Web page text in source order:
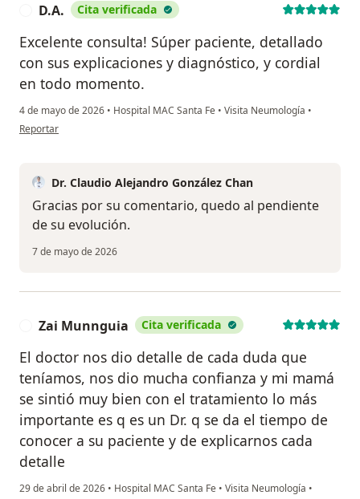
D.A. Cita verificada
Excelente consulta! Súper paciente, detallado
con sus explicaciones y diagnóstico, y cordial
en todo momento.
4 de mayo de 2026 • Hospital MAC Santa Fe • Visita Neumología •
en opinión del usuario D.A.
Reportar
Dr. Claudio Alejandro González Chan
Gracias por su comentario, quedo al pendiente
de su evolución.
7 de mayo de 2026
Zai Munnguia Cita verificada
El doctor nos dio detalle de cada duda que
teníamos, nos dio mucha confianza y mi mamá
se sintió muy bien con el tratamiento lo más
importante es q es un Dr. q se da el tiempo de
conocer a su paciente y de explicarnos cada
detalle
29 de abril de 2026 • Hospital MAC Santa Fe • Visita Neumología •